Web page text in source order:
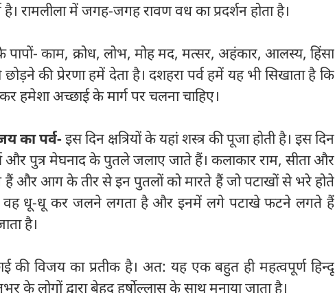
रामलीला में जगह-जगह रावण वध का प्रदर्शन होता है।
पापों- काम, क्रोध, लोभ, मोह मद, मत्सर, अहंकार, आलस्य, हिंसा
की प्रेरणा हमें देता है। दशहरा पर्व हमें यह भी सिखाता है कि
हमेशा अच्छाई के मार्ग पर चलना चाहिए।
का पर्व- इस दिन क्षत्रियों के यहां शस्त्र की पूजा होती है। इस दिन
पुत्र मेघनाद के पुतले जलाए जाते हैं। कलाकार राम, सीता और
और आग के तीर से इन पुतलों को मारते हैं जो पटाखों से भरे होते
धू-धू कर जलने लगता है और इनमें लगे पटाखे फटने लगते हैं
है।
की विजय का प्रतीक है। अत: यह एक बहुत ही महत्वपूर्ण हिन्दू
के लोगों द्वारा बेहद हर्षोल्लास के साथ मनाया जाता है।